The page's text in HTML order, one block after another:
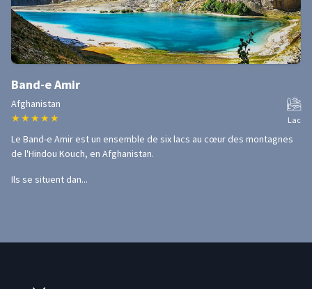
Band-e Amir
Afghanistan
★ ★ ★ ★ ★ Lac
Le Band-e Amir est un ensemble de six lacs au cœur des montagnes
de l'Hindou Kouch, en Afghanistan.
Ils se situent dan...